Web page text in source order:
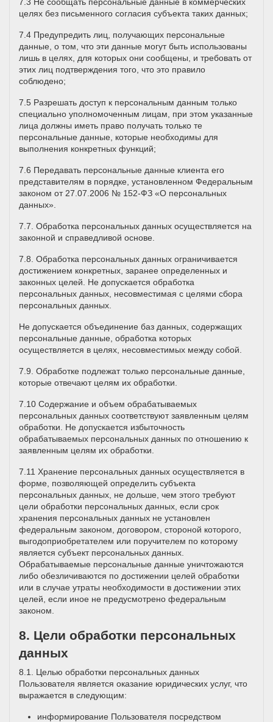
целях без письменного согласия субъекта таких данных;
7.4 Предупредить лиц, получающих персональные
данные, о том, что эти данные могут быть использованы
лишь в целях, для которых они сообщены, и требовать от
этих лиц подтверждения того, что это правило
соблюдено;
7.5 Разрешать доступ к персональным данным только
специально уполномоченным лицам, при этом указанные
лица должны иметь право получать только те
персональные данные, которые необходимы для
выполнения конкретных функций;
7.6 Передавать персональные данные клиента его
представителям в порядке, установленном Федеральным
законом от 27.07.2006 № 152-ФЗ «О персональных
данных».
7.7. Обработка персональных данных осуществляется на
законной и справедливой основе.
7.8. Обработка персональных данных ограничивается
достижением конкретных, заранее определенных и
законных целей. Не допускается обработка
персональных данных, несовместимая с целями сбора
персональных данных.
Не допускается объединение баз данных, содержащих
персональные данные, обработка которых
осуществляется в целях, несовместимых между собой.
7.9. Обработке подлежат только персональные данные,
которые отвечают целям их обработки.
7.10 Содержание и объем обрабатываемых
персональных данных соответствуют заявленным целям
обработки. Не допускается избыточность
обрабатываемых персональных данных по отношению к
заявленным целям их обработки.
7.11 Хранение персональных данных осуществляется в
форме, позволяющей определить субъекта
персональных данных, не дольше, чем этого требуют
цели обработки персональных данных, если срок
хранения персональных данных не установлен
федеральным законом, договором, стороной которого,
выгодоприобретателем или поручителем по которому
является субъект персональных данных.
Обрабатываемые персональные данные уничтожаются
либо обезличиваются по достижении целей обработки
или в случае утраты необходимости в достижении этих
целей, если иное не предусмотрено федеральным
законом.
8. Цели обработки персональных
данных
8.1. Целью обработки персональных данных
Пользователя является оказание юридических услуг, что
выражается в следующим:
информирование Пользователя посредством